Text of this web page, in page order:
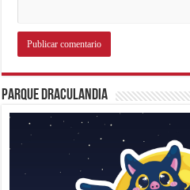
Parque Draculandia